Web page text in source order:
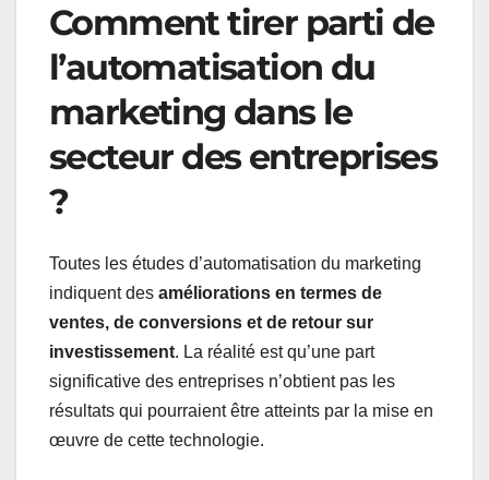
Comment tirer parti de
l’automatisation du
marketing dans le
secteur des entreprises
?
Toutes les études d’automatisation du marketing
indiquent des améliorations en termes de
ventes, de conversions et de retour sur
investissement. La réalité est qu’une part
significative des entreprises n’obtient pas les
résultats qui pourraient être atteints par la mise en
œuvre de cette technologie.